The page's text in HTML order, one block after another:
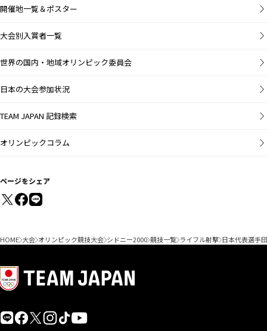
開催地一覧＆ポスター
大会別入賞者一覧
世界の国内・地域オリンピック委員会
日本の大会参加状況
TEAM JAPAN 記録検索
オリンピックコラム
ページをシェア
HOME 大会 オリンピック競技大会 シドニー2000 競技一覧 ライフル射撃 日本代表選手団